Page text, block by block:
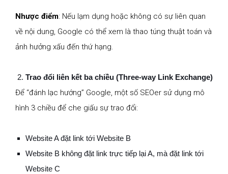
Nhược điểm: Nếu lạm dụng hoặc không có sự liên quan
về nội dung, Google có thể xem là thao túng thuật toán và
ảnh hưởng xấu đến thứ hạng.
Trao đổi liên kết ba chiều (Three-way Link Exchange)
Để “đánh lạc hướng” Google, một số SEOer sử dụng mô
hình 3 chiều để che giấu sự trao đổi:
Website A đặt link tới Website B
Website B không đặt link trực tiếp lại A, mà đặt link tới
Website C